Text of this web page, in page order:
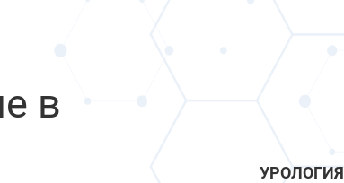
в
УРОЛОГИЯ